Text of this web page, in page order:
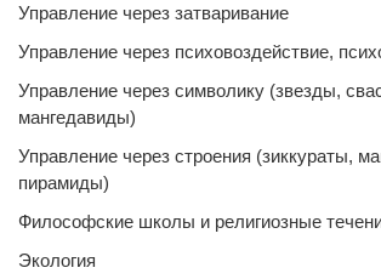
Управление через затваривание
Управление через психовоздействие,
Управление через символику (звезды,
мангедавиды)
Управление через строения (зиккураты,
пирамиды)
Философские школы и религиозные
Экология